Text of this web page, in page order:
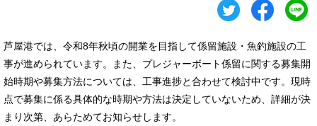
芦屋港では、令和8年秋頃の開業を目指して係留施設・魚釣施設の工
事が進められています。また、プレジャーボート係留に関する募集開
始時期や募集方法については、工事進捗と合わせて検討中です。現時
点で募集に係る具体的な時期や方法は決定していないため、詳細が決
まり次第、あらためてお知らせします。